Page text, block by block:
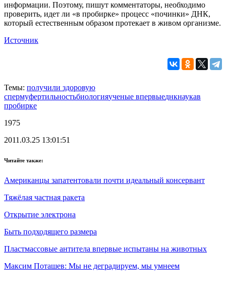
информации. Поэтому, пишут комментаторы, необходимо
проверить, идет ли «в пробирке» процесс «починки» ДНК,
который естественным образом протекает в живом организме.
Источник
Темы: получили здоровую
спермуфертильностьбиологияученые впервыеднкнаукав
пробирке
1975
2011.03.25 13:01:51
Читайте также:
Американцы запатентовали почти идеальный консервант
Тяжёлая частная ракета
Открытие электрона
Быть подходящего размера
Пластмассовые антитела впервые испытаны на животных
Максим Поташев: Мы не деградируем, мы умнеем